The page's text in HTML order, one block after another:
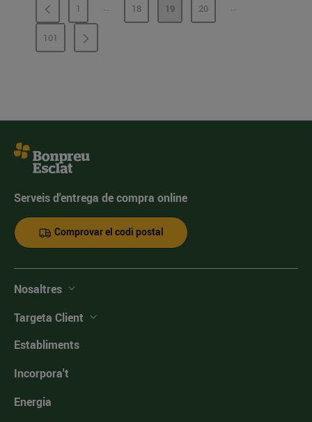
PÀGINA
1 ...PÀGINES INTERMÈDIES
PÀGINA
18 PÀGINA
19 PÀGINA
20 ...PÀGINES
PÀGINA
101
Serveis d'entrega de compra online
Comprovar el codi postal
Nosaltres
Targeta Client
Establiments
Incorpora't
Energia